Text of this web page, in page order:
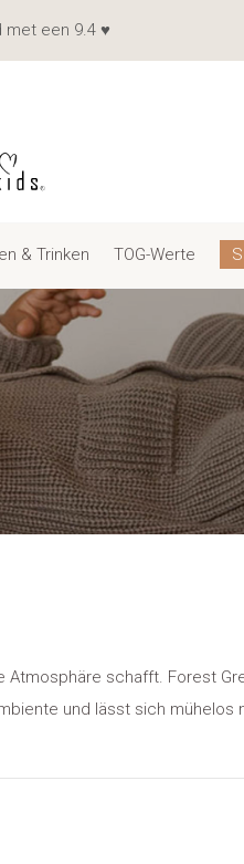
& Trinken TOG-Werte
met een 9.4 ♥
Atmosphäre schafft. Forest
und lässt sich mühelos